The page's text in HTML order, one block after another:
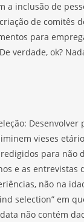
a inclusão de
de comitês
para
verdade, ok?
Desenvolver
vieses
para não
e as entrevistas
não na
selection” em
não contém